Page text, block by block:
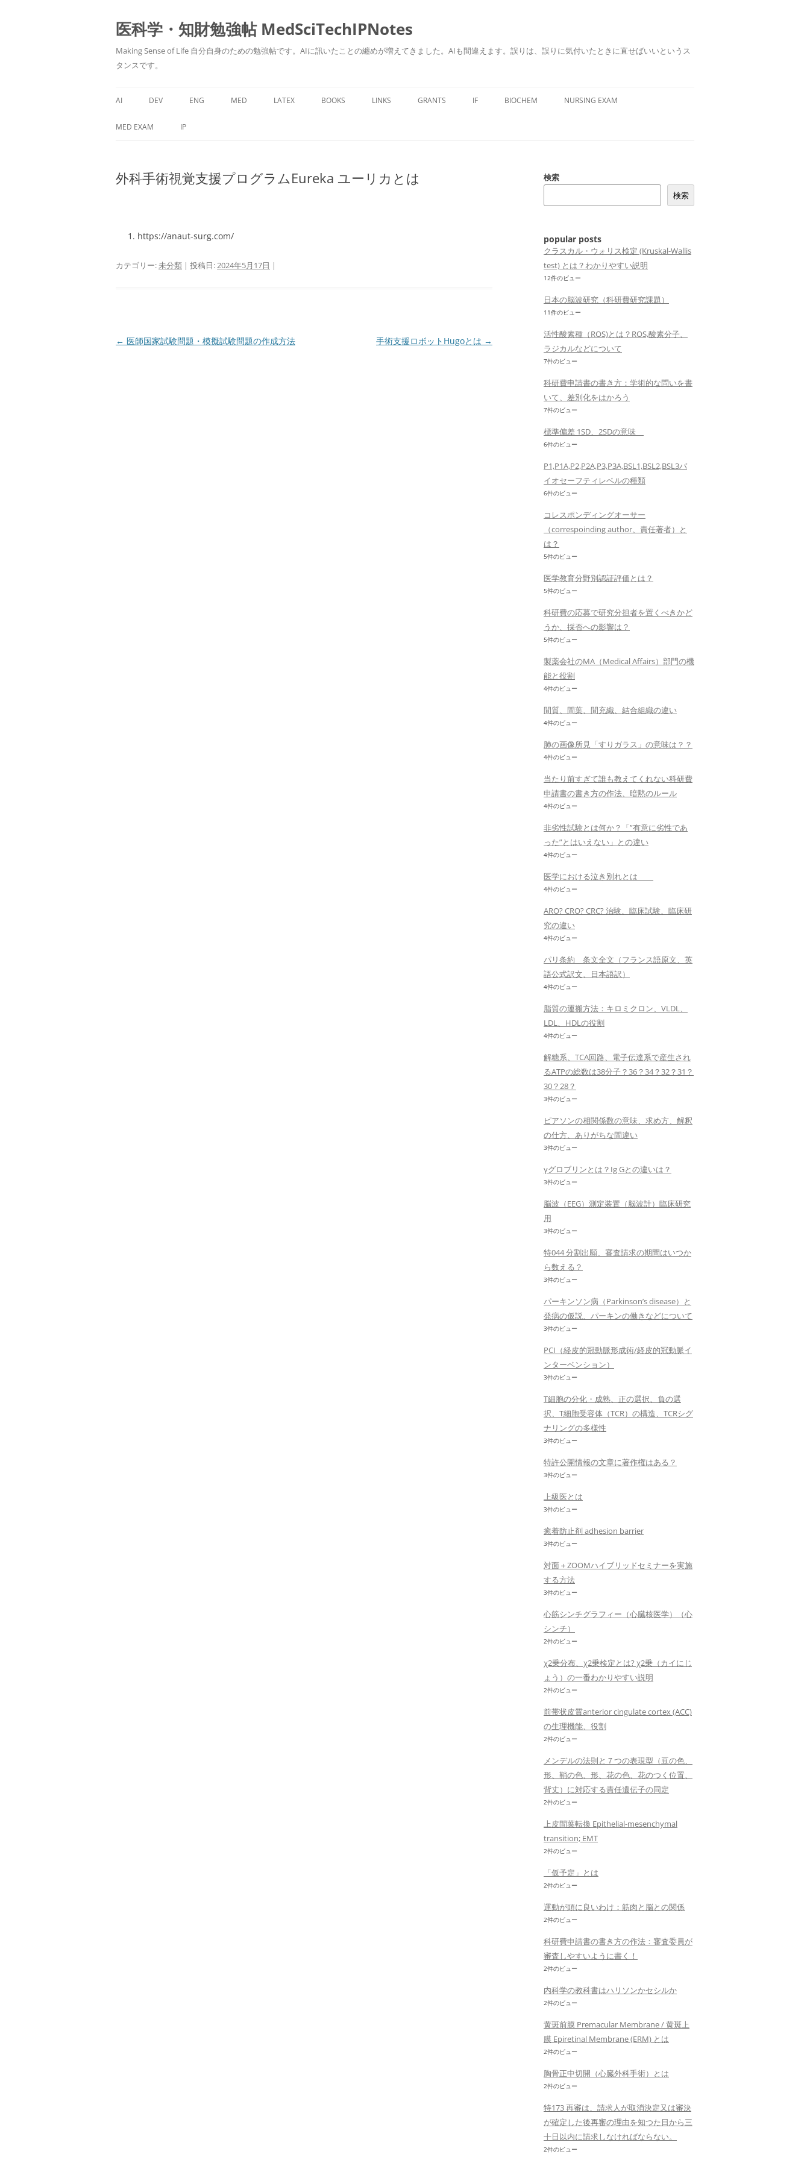
医科学・知財勉強帖 MedSciTechIPNotes
Making Sense of Life 自分自身のための勉強帖です。AIに訊いたことの纏めが増えてきました。AIも間違えます。誤りは、誤りに気付いたときに直せばいいというス
タンスです。
AI DEV ENG MED LATEX BOOKS LINKS GRANTS IF BIOCHEM NURSING EXAM
MED EXAM IP
外科手術視覚支援プログラムEureka ユーリカとは
https://anaut-surg.com/
カテゴリー:未分類 | 投稿日:2024年5月17日 |
投
← 医師国家試験問題・模擬試験問題の作成方法 手術支援ロボットHugoとは →
検索
検索
popular posts
クラスカル・ウォリス検定 (Kruskal-Wallis
test) とは？わかりやすい説明
12件のビュー
日本の脳波研究（科研費研究課題）
11件のビュー
活性酸素種（ROS)とは？ROS,酸素分子、
ラジカルなどについて
7件のビュー
科研費申請書の書き方：学術的な問いを書
いて、差別化をはかろう
7件のビュー
標準偏差 1SD、2SDの意味
6件のビュー
P1,P1A,P2,P2A,P3,P3A,BSL1,BSL2,BSL3バ
イオセーフティレベルの種類
6件のビュー
コレスポンディングオーサー
（correspoinding author、責任著者）と
は？
5件のビュー
医学教育分野別認証評価とは？
5件のビュー
科研費の応募で研究分担者を置くべきかど
うか、採否への影響は？
5件のビュー
製薬会社のMA（Medical Affairs）部門の機
能と役割
4件のビュー
間質、間葉、間充織、結合組織の違い
4件のビュー
肺の画像所見「すりガラス」の意味は？？
4件のビュー
当たり前すぎて誰も教えてくれない科研費
申請書の書き方の作法、暗黙のルール
4件のビュー
非劣性試験とは何か？「”有意に劣性であ
った”とはいえない」との違い
4件のビュー
医学における泣き別れとは
4件のビュー
ARO? CRO? CRC? 治験、臨床試験、臨床研
究の違い
4件のビュー
パリ条約 条文全文（フランス語原文、英
語公式訳文、日本語訳）
4件のビュー
脂質の運搬方法：キロミクロン、VLDL、
LDL、HDLの役割
4件のビュー
解糖系、TCA回路、電子伝達系で産生され
るATPの総数は38分子？36？34？32？31？
30？28？
3件のビュー
ピアソンの相関係数の意味、求め方、解釈
の仕方、ありがちな間違い
3件のビュー
γグロブリンとは？Ig Gとの違いは？
3件のビュー
脳波（EEG）測定装置（脳波計）臨床研究
用
3件のビュー
特044 分割出願、審査請求の期間はいつか
ら数える？
3件のビュー
パーキンソン病（Parkinson’s disease）と
発病の仮説、パーキンの働きなどについて
3件のビュー
PCI（経皮的冠動脈形成術/経皮的冠動脈イ
ンターベンション）
3件のビュー
T細胞の分化・成熟、正の選択、負の選
択、T細胞受容体（TCR）の構造、TCRシグ
ナリングの多様性
3件のビュー
特許公開情報の文章に著作権はある？
3件のビュー
上級医とは
3件のビュー
癒着防止剤 adhesion barrier
3件のビュー
対面＋ZOOMハイブリッドセミナーを実施
する方法
3件のビュー
心筋シンチグラフィー（心臓核医学）（心
シンチ）
2件のビュー
χ2乗分布、χ2乗検定とは? χ2乗（カイにじ
ょう）の一番わかりやすい説明
2件のビュー
前帯状皮質anterior cingulate cortex (ACC)
の生理機能、役割
2件のビュー
メンデルの法則と７つの表現型（豆の色、
形、鞘の色、形、花の色、花のつく位置、
背丈）に対応する責任遺伝子の同定
2件のビュー
上皮間葉転換 Epithelial-mesenchymal
transition; EMT
2件のビュー
「仮予定」とは
2件のビュー
運動が頭に良いわけ：筋肉と脳との関係
2件のビュー
科研費申請書の書き方の作法：審査委員が
審査しやすいように書く！
2件のビュー
内科学の教科書はハリソンかセシルか
2件のビュー
黄斑前膜 Premacular Membrane / 黄斑上
膜 Epiretinal Membrane (ERM) とは
2件のビュー
胸骨正中切開（心臓外科手術）とは
2件のビュー
特173 再審は、請求人が取消決定又は審決
が確定した後再審の理由を知つた日から三
十日以内に請求しなければならない。
2件のビュー